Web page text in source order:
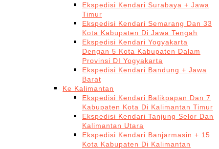
Ekspedisi Kendari Surabaya + Jawa
Timur
Ekspedisi Kendari Semarang Dan 33
Kota Kabupaten Di Jawa Tengah
Ekspedisi Kendari Yogyakarta
Dengan 5 Kota Kabupaten Dalam
Provinsi DI Yogyakarta
Ekspedisi Kendari Bandung + Jawa
Barat
Ke Kalimantan
Ekspedisi Kendari Balikpapan Dan 7
Kabupaten Kota Di Kalimantan Timur
Ekspedisi Kendari Tanjung Selor Dan
Kalimantan Utara
Ekspedisi Kendari Banjarmasin + 15
Kota Kabupaten Di Kalimantan